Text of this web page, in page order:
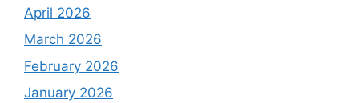
April 2026
March 2026
February 2026
January 2026